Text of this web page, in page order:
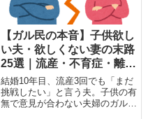
【ガル民の本音】子供欲し
い夫・欲しくない妻の末路
25選｜流産・不育症・離婚
のリアル体験談
結婚10年目、流産3回でも「まだ
挑戦したい」と言う夫。子供の有
無で意見が合わない夫婦のガル民